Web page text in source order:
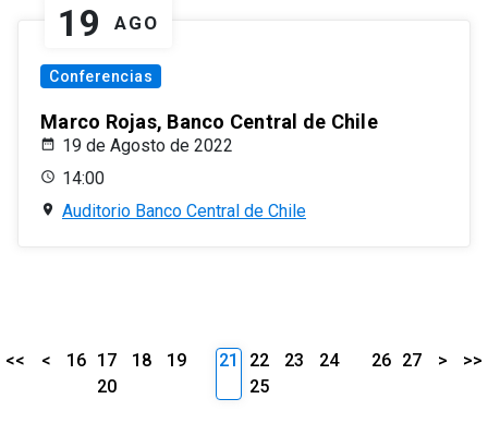
19 AGO
Conferencias
Marco Rojas, Banco Central de Chile
19 de Agosto de 2022
14:00
Auditorio Banco Central de Chile
<< < 16 17 18
19
20
21 22 23
24
25
26 27 > >>